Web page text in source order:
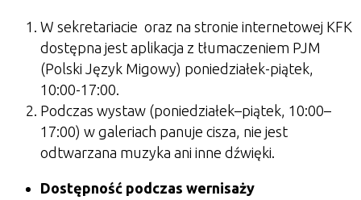
W sekretariacie oraz na stronie internetowej KFK
dostępna jest aplikacja z tłumaczeniem PJM
(Polski Język Migowy) poniedziałek-piątek,
10:00-17:00.
Podczas wystaw (poniedziałek–piątek, 10:00–
17:00) w galeriach panuje cisza, nie jest
odtwarzana muzyka ani inne dźwięki.
Dostępność podczas wernisaży